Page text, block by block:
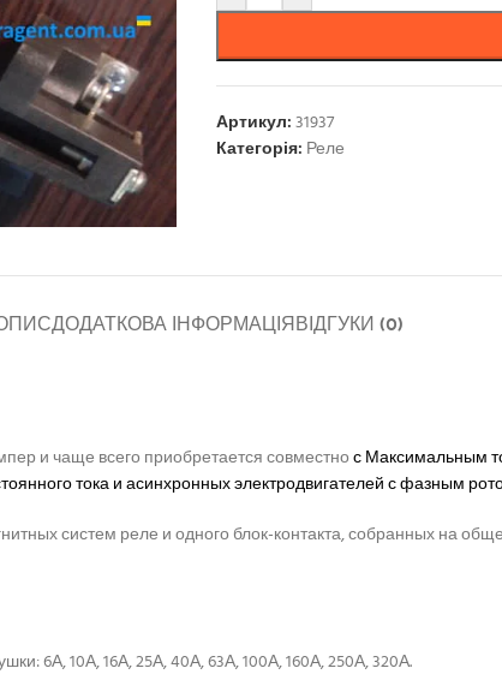
Артикул:31937
Категорія: Реле
ДОДАТКОВА ІНФОРМАЦІЯВІДГУКИ (0)
и чаще всего приобретается совместнос Максимальным
тока и асинхронных электродвигателей с фазным
систем реле и одного блок-контакта, собранных на
6А, 10А, 16А, 25А, 40А, 63А, 100А, 160А, 250А, 320А.